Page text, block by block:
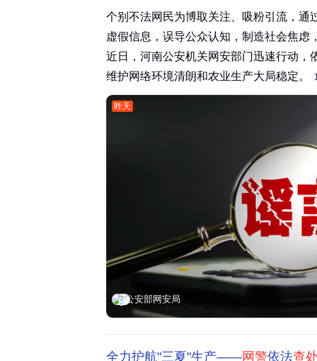
个别不法网民为博取关注、吸粉引流，通
虚假信息，误导公众认知，制造社会焦
近日，河南公安机关网安部门迅速行动，
维护网络环境清朗和农业生产大局稳定。‌‌
昨天
公安部网安局
全力护航"三夏"生产——网警依法查